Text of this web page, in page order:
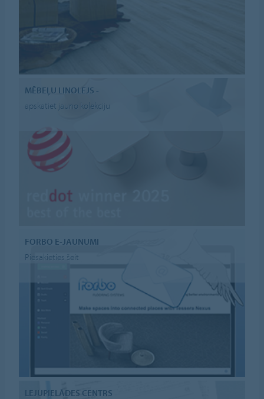
MĒBEĻU LINOLEJS -
apskatiet jauno kolekciju
FORBO E-JAUNUMI
Piesakieties šeit
LEJUPIELĀDES CENTRS